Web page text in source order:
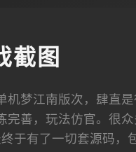
截图
机梦江南版次，肆直
完善，玩法仿官。很
于有了一切套源码，